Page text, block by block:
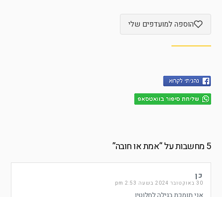
הוספה למועדפים שלי
5 מחשבות על “ אמת או חובה”
כן
30 באוקטובר 2024 בשעה 2:53 pm